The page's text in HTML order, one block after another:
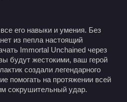
его навыки и умения. Без
из пепла настоящий
Immortal Unchained через
будут жестокими, ваш герой
создали легендарного
помогать на протяжении всей
сокрушительный удар.